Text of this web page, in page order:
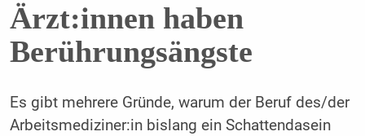
Ärzt:innen haben
Berührungsängste
Es gibt mehrere Gründe, warum der Beruf des/der
Arbeitsmediziner:in bislang ein Schattendasein